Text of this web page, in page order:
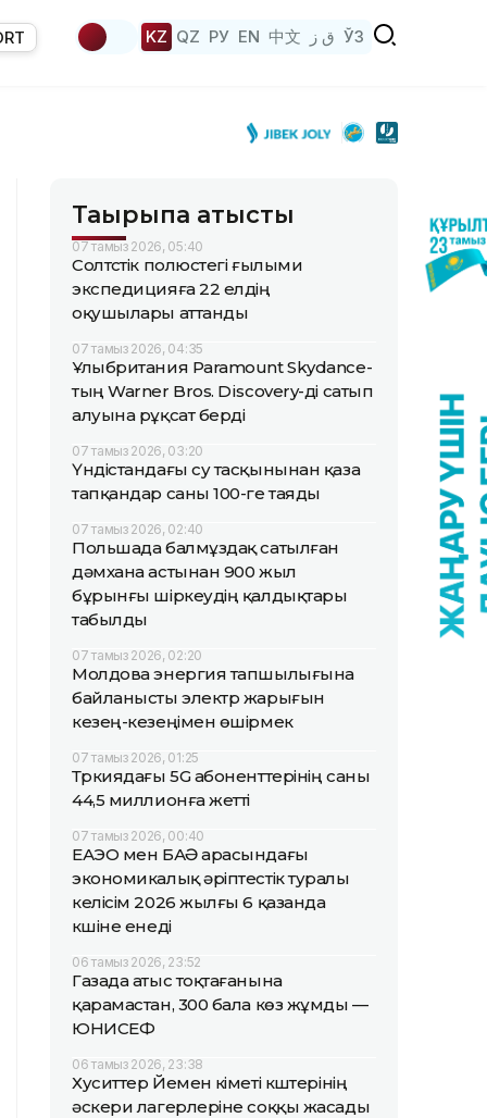
KZ QZ РУ EN 中文 ق ز ЎЗ
Тақырыпқа қатысты
07 тамыз 2026, 05:40
Солтүстік полюстегі ғылыми
экспедицияға 22 елдің
оқушылары аттанды
07 тамыз 2026, 04:35
Ұлыбритания Paramount Skydance-
тың Warner Bros. Discovery-ді сатып
алуына рұқсат берді
07 тамыз 2026, 03:20
Үндістандағы су тасқынынан қаза
тапқандар саны 100-ге таяды
07 тамыз 2026, 02:40
Польшада балмұздақ сатылған
дәмхана астынан 900 жыл
бұрынғы шіркеудің қалдықтары
табылды
07 тамыз 2026, 02:20
Молдова энергия тапшылығына
байланысты электр жарығын
кезең-кезеңімен өшірмек
07 тамыз 2026, 01:25
Түркиядағы 5G абоненттерінің саны
44,5 миллионға жетті
07 тамыз 2026, 00:40
ЕАЭО мен БАӘ арасындағы
экономикалық әріптестік туралы
келісім 2026 жылғы 6 қазанда
күшіне енеді
06 тамыз 2026, 23:52
Газада атыс тоқтағанына
қарамастан, 300 бала көз жұмды —
ЮНИСЕФ
06 тамыз 2026, 23:38
Хуситтер Йемен үкіметі күштерінің
әскери лагерлеріне соққы жасады